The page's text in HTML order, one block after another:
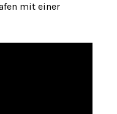
mit einer